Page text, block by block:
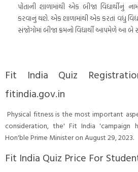
પોતાની શાળામાંથી એક બીજા વિદ્યાર્થીનું
કરવાનું થશે. એક શાળામાંથી એક કરતાં વધુ
સંજોગોમાં બીજા ક્રમનો વિદ્યાર્થી આપમેળે આ
Fit India Quiz
fitindia.gov.in
Physical fitness is the most important
consideration, the' Fit ​​India 'campaign
Hon'ble Prime Minister on August 29, 2023.
Fit India Quiz Price For